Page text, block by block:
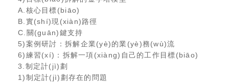
A.核心目標(biāo)
B.實(shí)現(xiàn)路徑
C.關(guān)鍵支持
5)案例研討：拆解企業(yè)的業(yè)務(wù)流
6)練習(xí)：拆解一項(xiàng)自己的工作目標(biāo)
3.制定計(jì)劃
1)制定計(jì)劃存在的問題